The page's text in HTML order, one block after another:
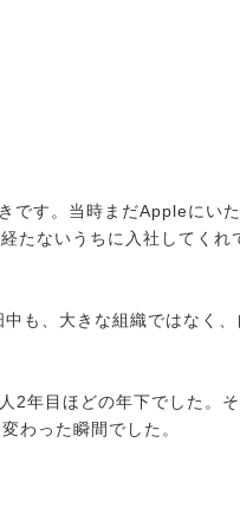
です。当時まだAppleにい
たないうちに入社してくれ
も、大きな組織ではなく、
2年目ほどの年下でした。
わった瞬間でした。